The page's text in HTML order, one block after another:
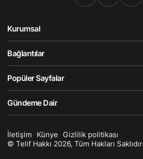
Kurumsal
Bağlantılar
Popüler Sayfalar
Gündeme Dair
İletişim Künye
Gizlilik politikası
© Telif Hakkı 2026, Tüm Hakları Saklıdır